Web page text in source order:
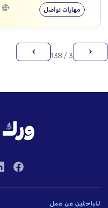
مهارات تواصل
‹
3 / 138
›
للباحثين عن عمل